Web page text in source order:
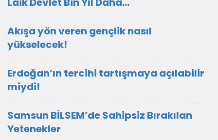
Akışa yön veren gençlik nasıl
yükselecek!
Erdoğan’ın tercihi tartışmaya açılabilir
miydi!
Samsun BİLSEM’de Sahipsiz Bırakılan
Yetenekler